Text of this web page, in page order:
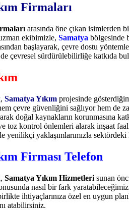
Firmaları
arasında öne çıkan
ekibimizle, Samatya bölgesinde
başlayarak, çevre dostu
çevresel sürdürülebilirliğe katkıda
Samatya Yıkım projesinde
çevre güvenliğini sağlıyor hem de
doğal kaynakların korunmasına
toz kontrol önlemleri alarak inşaat
yenilikçi yaklaşımlarımızla
Firması Telefon
Samatya Yıkım Hizmetleri sunan
nasıl bir fark
ihtiyaçlarınıza özel en uygun
atabilirsiniz.